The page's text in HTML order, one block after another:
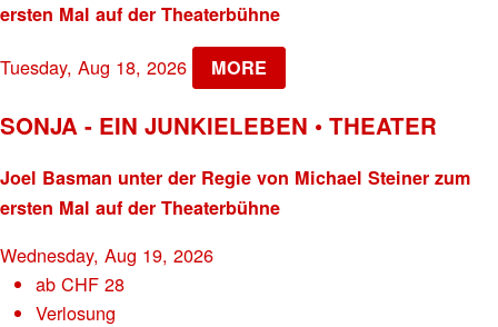
ersten Mal auf der Theaterbühne
Tuesday, Aug 18, 2026 MORE
SONJA - EIN JUNKIELEBEN • THEATER
Joel Basman unter der Regie von Michael Steiner zum
ersten Mal auf der Theaterbühne
Wednesday, Aug 19, 2026
abCHF 28
Verlosung